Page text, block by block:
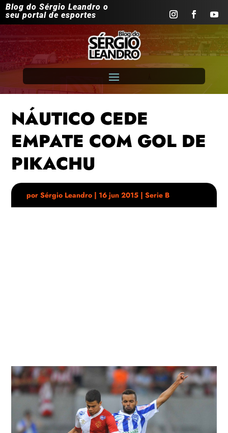
Blog do Sérgio Leandro o
seu portal de esportes
NÁUTICO CEDE
EMPATE COM GOL DE
PIKACHU
porSérgio Leandro | 16 jun 2015 |Serie B